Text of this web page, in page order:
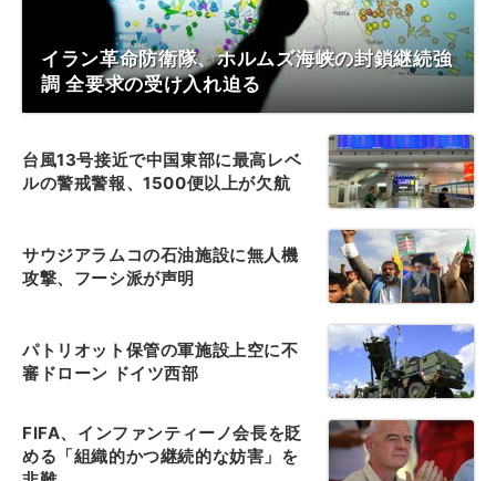
イラン革命防衛隊、ホルムズ海峡の封鎖継続強
調 全要求の受け入れ迫る
台風13号接近で中国東部に最高レベ
ルの警戒警報、1500便以上が欠航
サウジアラムコの石油施設に無人機
攻撃、フーシ派が声明
パトリオット保管の軍施設上空に不
審ドローン ドイツ西部
FIFA、インファンティーノ会長を貶
める「組織的かつ継続的な妨害」を